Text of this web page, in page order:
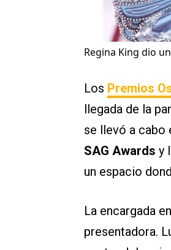
Regina King dio
Los Premios
llegada de la
se llevó a cabo
SAG Awards y
un espacio
La encargada
presentadora.